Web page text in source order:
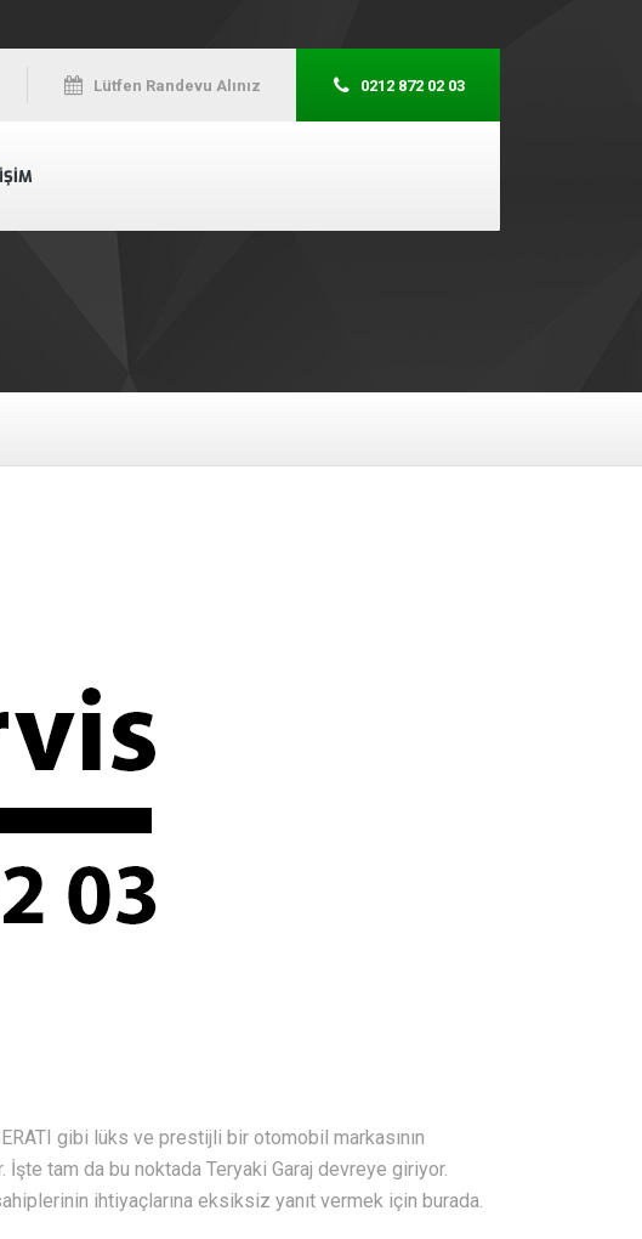
Lütfen Randevu Alınız 0212 872 02 03
gibi lüks ve prestijli bir otomobil markasının
İşte tam da bu noktada Teryaki Garaj devreye giriyor.
ihtiyaçlarına eksiksiz yanıt vermek için burada.